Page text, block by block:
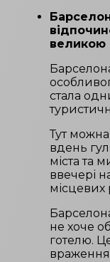
стала
Тут
вдень
міста та
ввечері
місцевих
не хоче
готелю.